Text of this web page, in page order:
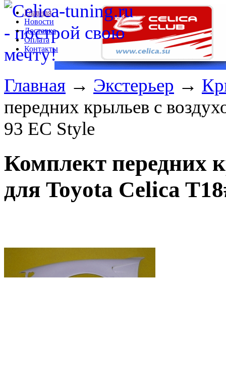
Главная
Новости
Доставка
Оплата
Контакты
Главная → Экстерьер →
передних крыльев с
93 EC Style
Комплект передних
для Toyota Celica